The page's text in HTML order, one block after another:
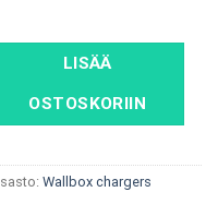
LISÄÄ
OSTOSKORIIN
Wallbox chargers